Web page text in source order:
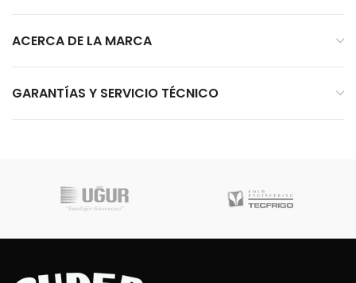
ACERCA DE LA MARCA
GARANTÍAS Y SERVICIO TÉCNICO